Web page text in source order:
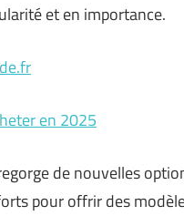
et en importance.
en 2025
de nouvelles
pour offrir des